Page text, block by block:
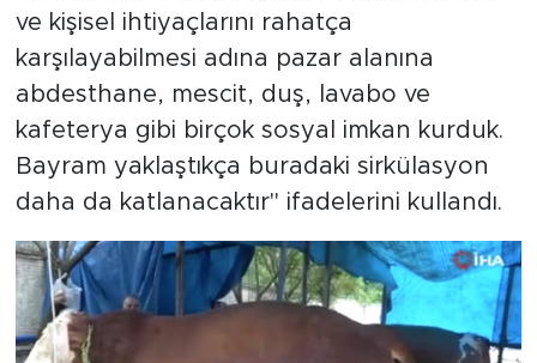
ve kişisel ihtiyaçlarını rahatça
karşılayabilmesi adına pazar alanına
abdesthane, mescit, duş, lavabo ve
kafeterya gibi birçok sosyal imkan kurduk.
Bayram yaklaştıkça buradaki sirkülasyon
daha da katlanacaktır" ifadelerini kullandı.